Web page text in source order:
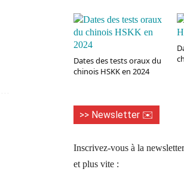
Dates des tests oraux du
chinois HSKK en 2024
>> Newsletter ✉️
Inscrivez-vous à la
et plus vite :